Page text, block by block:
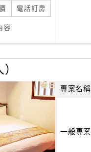
電話訂房
容
專案名稱
一般專案